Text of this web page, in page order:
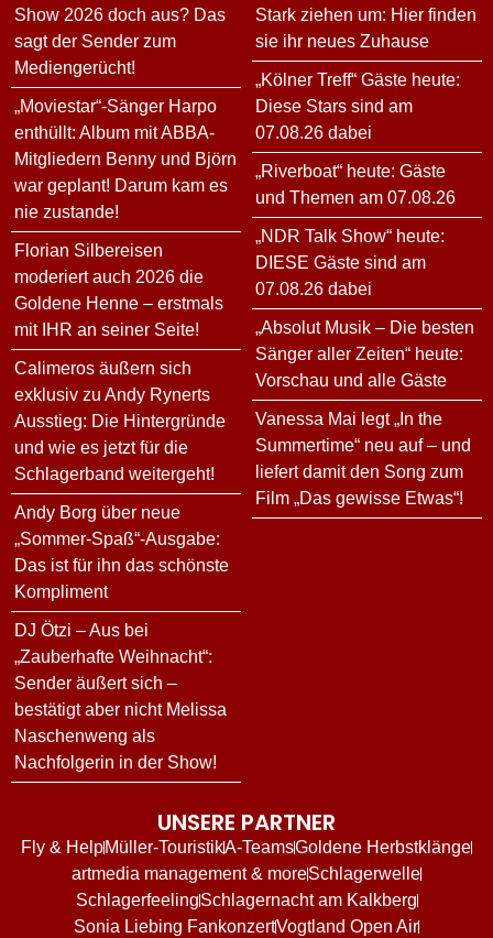
Show 2026 doch aus? Das
sagt der Sender zum
Mediengerücht!
„Moviestar“-Sänger Harpo
enthüllt: Album mit ABBA-
Mitgliedern Benny und Björn
war geplant! Darum kam es
nie zustande!
Florian Silbereisen
moderiert auch 2026 die
Goldene Henne – erstmals
mit IHR an seiner Seite!
Calimeros äußern sich
exklusiv zu Andy Rynerts
Ausstieg: Die Hintergründe
und wie es jetzt für die
Schlagerband weitergeht!
Andy Borg über neue
„Sommer-Spaß“-Ausgabe:
Das ist für ihn das schönste
Kompliment
DJ Ötzi – Aus bei
„Zauberhafte Weihnacht“:
Sender äußert sich –
bestätigt aber nicht Melissa
Naschenweng als
Nachfolgerin in der Show!
Stark ziehen um: Hier finden
sie ihr neues Zuhause
„Kölner Treff“ Gäste heute:
Diese Stars sind am
07.08.26 dabei
„Riverboat“ heute: Gäste
und Themen am 07.08.26
„NDR Talk Show“ heute:
DIESE Gäste sind am
07.08.26 dabei
„Absolut Musik – Die besten
Sänger aller Zeiten“ heute:
Vorschau und alle Gäste
Vanessa Mai legt „In the
Summertime“ neu auf – und
liefert damit den Song zum
Film „Das gewisse Etwas“!
UNSERE PARTNER
Fly & HelpMüller-TouristikA-TeamsGoldene Herbstklänge
artmedia management & moreSchlagerwelle
SchlagerfeelingSchlagernacht am Kalkberg
Sonia Liebing FankonzertVogtland Open Air